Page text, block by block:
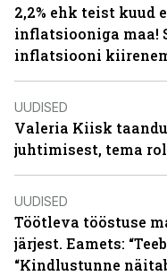
2,2% ehk teist kuud
inflatsiooniga maa!
inflatsiooni
UUDISED
Valeria Kiisk
juhtimisest, tema
UUDISED
Töötleva tööstuse
järjest. Eamets:
“Kindlustunne